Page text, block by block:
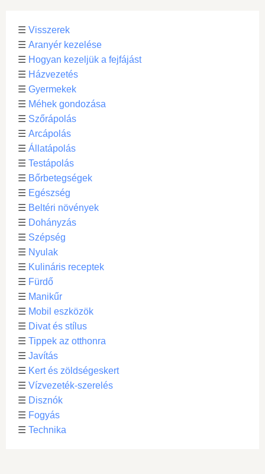
☰ Visszerek
☰ Aranyér kezelése
☰ Hogyan kezeljük a fejfájást
☰ Házvezetés
☰ Gyermekek
☰ Méhek gondozása
☰ Szőrápolás
☰ Arcápolás
☰ Állatápolás
☰ Testápolás
☰ Bőrbetegségek
☰ Egészség
☰ Beltéri növények
☰ Dohányzás
☰ Szépség
☰ Nyulak
☰ Kulináris receptek
☰ Fürdő
☰ Manikűr
☰ Mobil eszközök
☰ Divat és stílus
☰ Tippek az otthonra
☰ Javítás
☰ Kert és zöldségeskert
☰ Vízvezeték-szerelés
☰ Disznók
☰ Fogyás
☰ Technika